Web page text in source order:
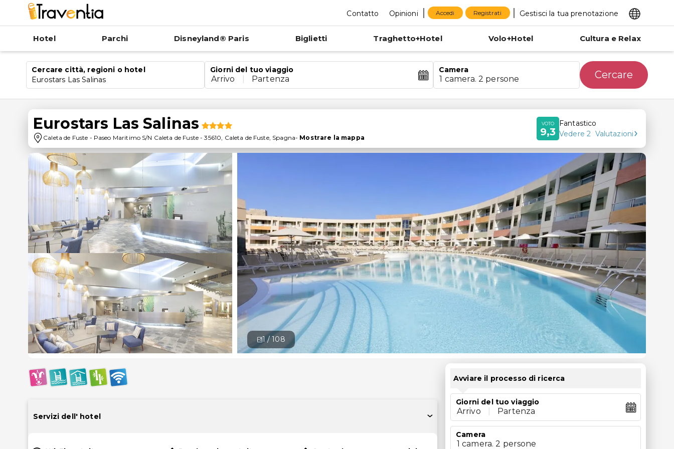
Contatto Opinioni Accedi Registrati Gestisci la tua prenotazione
Hotel Parchi Disneyland® Paris Biglietti Traghetto+Hotel Volo+Hotel Cultura e Relax
Cercare città, regioni o hotel
Eurostars Las Salinas
Giorni del tuo viaggio
Arrivo Partenza
Camera
1 camera. 2 persone Cercare
Eurostars Las Salinas
Caleta de Fuste - Paseo Maritimo S/N Caleta de Fuste-35610, Caleta de Fuste, Spagna- Mostrare la mappa
VOTO
9,3
Fantastico
Vedere 2 Valutazioni
1 /108
Servizi dell' hotel
Avviare il processo di ricerca
Giorni del tuo viaggio
Arrivo Partenza
Camera
1 camera. 2 persone